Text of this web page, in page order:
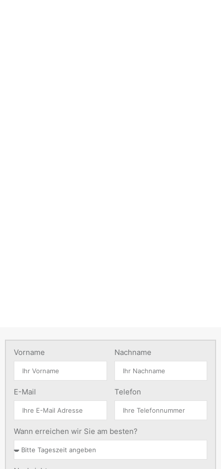
Vorname Nachname
E-Mail Telefon
Wann erreichen wir Sie am besten?